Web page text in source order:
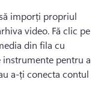
imporți propriul
video. Fă clic pe
din fila cu
instrumente pentru a
a-ți conecta contul